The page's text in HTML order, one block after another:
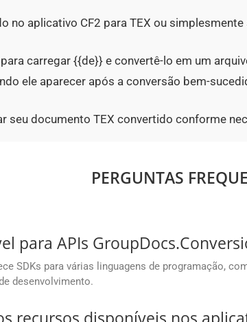
no aplicativo CF2 para TEX ou
para carregar {{de}} e convertê-lo em um
ele aparecer após a conversão bem-
seu documento TEX convertido conforme
PERGUNTAS
para APIs
SDKs para várias linguagens de programação,
desenvolvimento.